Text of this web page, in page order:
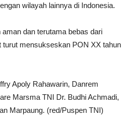
wilayah lainnya di Indonesia.
dan terutama bebas dari
turut mensukseskan PON XX tahun
Apoly Rahawarin, Danrem
Marsma TNI Dr. Budhi Achmadi,
Marpaung. (red/Puspen TNI)